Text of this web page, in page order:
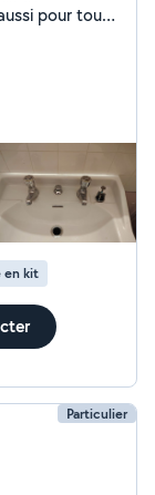
pour tout
en kit
Particulier